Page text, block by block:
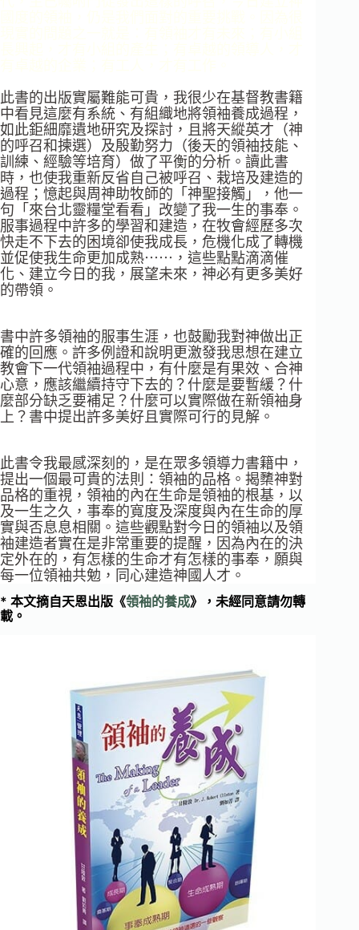
此書的出版實屬難能可貴，我很少在基督教書籍
中看見這麼有系統、有組織地將領袖養成過程，
如此鉅細靡遺地研究及探討，且將天縱英才（神
的呼召和揀選）及殷勤努力（後天的領袖技能、
訓練、經驗等培育）做了平衡的分析。讀此書
時，也使我重新反省自己被呼召、栽培及建造的
過程；憶起與周神助牧師的「神聖接觸」，他一
句「來台北靈糧堂看看」改變了我一生的事奉。
服事過程中許多的學習和建造，在牧會經歷多次
快走不下去的困境卻使我成長，危機化成了轉機
並促使我生命更加成熟⋯⋯，這些點點滴滴催
化、建立今日的我，展望未來，神必有更多美好
的帶領。
書中許多領袖的服事生涯，也鼓勵我對神做出正
確的回應。許多例證和說明更激發我思想在建立
教會下一代領袖過程中，有什麼是有果效、合神
心意，應該繼續持守下去的？什麼是要暫緩？什
麼部分缺乏要補足？什麼可以實際做在新領袖身
上？書中提出許多美好且實際可行的見解。
此書令我最感深刻的，是在眾多領導力書籍中，
提出一個最可貴的法則：領袖的品格。揭櫫神對
品格的重視，領袖的內在生命是領袖的根基，以
及一生之久，事奉的寬度及深度與內在生命的厚
實與否息息相關。這些觀點對今日的領袖以及領
袖建造者實在是非常重要的提醒，因為內在的決
定外在的，有怎樣的生命才有怎樣的事奉，願與
每一位領袖共勉，同心建造神國人才。
* 本文摘自天恩出版 《領袖的養成》，未經同意請勿轉
載。